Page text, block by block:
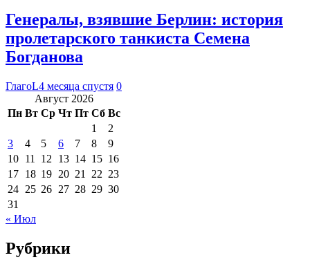
Генералы, взявшие Берлин: история
пролетарского танкиста Семена
Богданова
ГлагоL4 месяца спустя 0
Август 2026
Пн Вт Ср Чт Пт Сб Вс
1
2
3
4 5 6 7 8
9
10 11 12 13 14 15 16
17 18 19 20 21 22 23
24 25 26 27 28 29 30
31
« Июл
Рубрики